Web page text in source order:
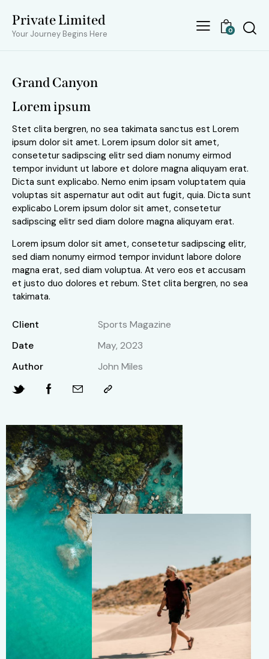
Private Limited
Your Journey Begins Here 0
Grand Canyon
Lorem ipsum
Stet clita bergren, no sea takimata sanctus est Lorem
ipsum dolor sit amet. Lorem ipsum dolor sit amet,
consetetur sadipscing elitr sed diam nonumy eirmod
tempor invidunt ut labore et dolore magna aliquyam erat.
Dicta sunt explicabo. Nemo enim ipsam voluptatem quia
voluptas sit aspernatur aut odit aut fugit, quia. Dicta sunt
explicabo Lorem ipsum dolor sit amet, consetetur
sadipscing elitr sed diam dolore magna aliquyam erat.
Lorem ipsum dolor sit amet, consetetur sadipscing elitr,
sed diam nonumy eirmod tempor invidunt labore dolore
magna erat, sed diam voluptua. At vero eos et accusam
et justo duo dolores et rebum. Stet clita bergren, no sea
takimata.
Client
Sports Magazine
Date
May, 2023
Author
John Miles